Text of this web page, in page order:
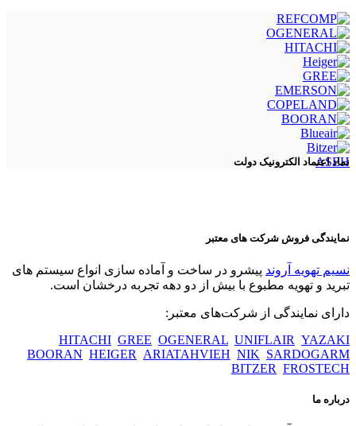
ASEH
نماد اعتماد الکترونیک دولت
نمایندگی فروش شرکت های معتبر
نسیم تهویه آروند پیشرو در ساخت و آماده سازی انواع سیستم های
تبرید و تهویه مطبوع با بیش از دو دهه تجربه درخشان است.
دارای نمایندگی از شرکت‌های معتبر:
HITACHI GREE OGENERAL UNIFLAIR YAZAKI
BOORAN HEIGER ARIATAHVIEH NIK SARDOGARM
BITZER FROSTECH
درباره ما